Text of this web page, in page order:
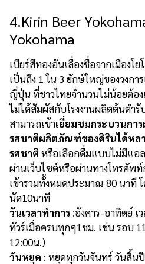
4.Kirin Beer
Yokohama
เบียร์สีทองอันเลื่องชื่อจากเมืองโย
เป็นถึง 1 ใน 3 ยักษ์ใหญ่ของวงกา
ญี่ปุ่น ที่ชาวไทยจำนวนไม่น้อยต้อ
ไม่ได้สัมผัสกับโรงงานผลิตต้นตำ
สามารถเข้าเยี่ยมชมกระบวนกา
รสชาติผลิตภัณฑ์ของคิรินได้หล
รสชาติ หรือเลือกดื่มแบบไม่มีแอ
ผ่านเว็บไซต์หรือผ่านทางโทรศัพท์
เข้ารวมทั้งหมดประมาณ 80 นาที
นัด10นาที
วันเวลาทำการ :อังคาร-อาทิตย์ เ
ทัวร์เมื่อครบทุกๆ1ชม. เช่น รอบ
12:00น.)
วันหยุด : หยุดทุกวันจันทร์ วันสิ้น